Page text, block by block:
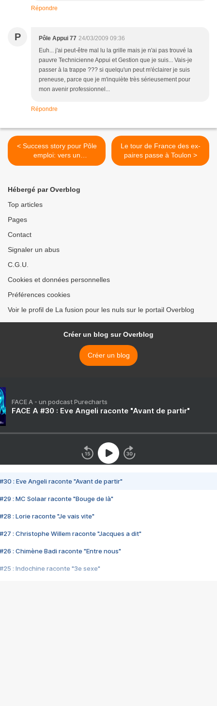
Répondre
P Pôle Appui 77 24/03/2009 09:36
Euh... j'ai peut-être mal lu la grille mais je n'ai pas trouvé la
pauvre Technicienne Appui et Gestion que je suis... Vais-je
passer à la trappe ??? si quelqu'un peut m'éclairer je suis
preneuse, parce que je m'inquiète très sérieusement pour
mon avenir professionnel...
Répondre
< Success story pour Pôle
emploi: vers un
développement
Le tour de France des ex-
paires passe à Toulon >
Hébergé par Overblog
Top articles
Pages
Contact
Signaler un abus
C.G.U.
Cookies et données personnelles
Préférences cookies
Voir le profil de La fusion pour les nuls sur le portail Overblog
Créer un blog sur Overblog
Créer un blog
FACE A - un podcast Purecharts
FACE A #30 : Eve Angeli raconte "Avant de partir"
#30 : Eve Angeli raconte "Avant de partir"
#29 : MC Solaar raconte "Bouge de là"
#28 : Lorie raconte "Je vais vite"
#27 : Christophe Willem raconte "Jacques a dit"
#26 : Chimène Badi raconte "Entre nous"
#25 : Indochine raconte "3e sexe"